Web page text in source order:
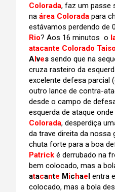
Colorada, faz um passe
na área Colorada para
estávamos perdendo de
Rio? Aos 16 minutos o
atacante Colorado
Alves sendo que na
cruza rasteiro da
excelente defesa parcial
outro lance de contra-
desde o campo de
esquerda de ataque
Colorada, desperdiça
da trave direita da nossa
chuta forte para a boa
Patrick é derrubado na
bem colocado, mas a
atacante Michael entra
colocado, mas a bola